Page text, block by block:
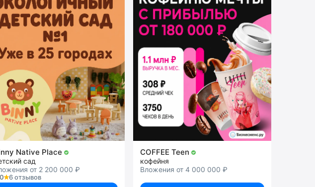
Native Place
сад
от 2 200 000 ₽
6 отзывов
COFFEE Teen
кофейня
Вложения от 4 000 000 ₽